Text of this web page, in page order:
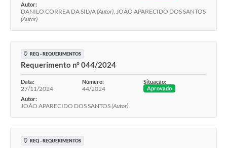
Autor:
DANILO CORREA DA SILVA(Autor), JOÃO APARECIDO DOS SANTOS
(Autor)
REQ - REQUERIMENTOS
Requerimento n° 044/2024
Data:
27/11/2024
Número:
44/2024
Situação:
Aprovado
Autor:
JOÃO APARECIDO DOS SANTOS(Autor)
REQ - REQUERIMENTOS